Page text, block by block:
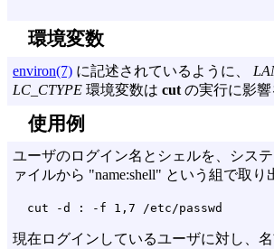
環境変数
environ(7) に記述されているように、
LC_CTYPE 環境変数は cut の実行に影響
使用例
ユーザのログイン名とシェルを、シス
ァイルから "name:shell" という組で取り
cut -d : -f 1,7 /etc/passwd
現在ログインしているユーザに対し、